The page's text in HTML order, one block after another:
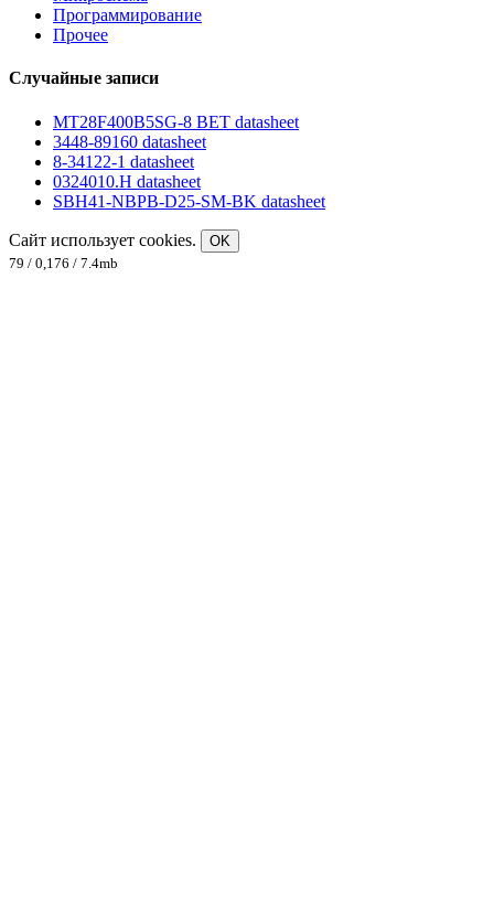
Программирование
Прочее
Случайные записи
MT28F400B5SG-8 BET datasheet
3448-89160 datasheet
8-34122-1 datasheet
0324010.H datasheet
SBH41-NBPB-D25-SM-BK datasheet
Сайт использует cookies.
OK
79 / 0,176 / 7.4mb